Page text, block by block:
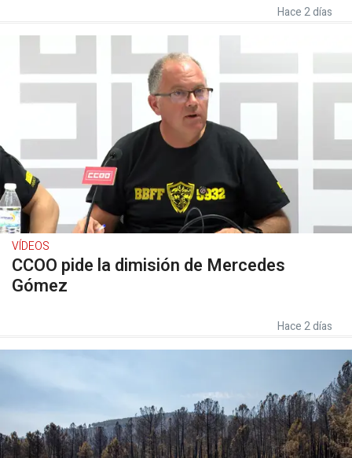
Hace 2 días
VÍDEOS
CCOO pide la dimisión de Mercedes
Gómez
Hace 2 días